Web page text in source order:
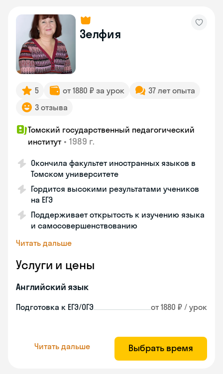
Зелфия
5 от 1880 ₽ за урок
37 лет опыта
3 отзыва
Томский государственный педагогический
институт • 1989 г.
Окончила факультет иностранных языков в
Томском университете
Гордится высокими результатами учеников
на ЕГЭ
Поддерживает открытость к изучению языка
и самосовершенствованию
Читать дальше
Услуги и цены
Английский язык
Подготовка к ЕГЭ/ОГЭ от 1880 ₽ / урок
Читать дальше Выбрать время